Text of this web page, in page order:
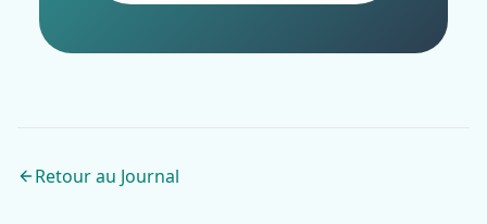
Retour au Journal